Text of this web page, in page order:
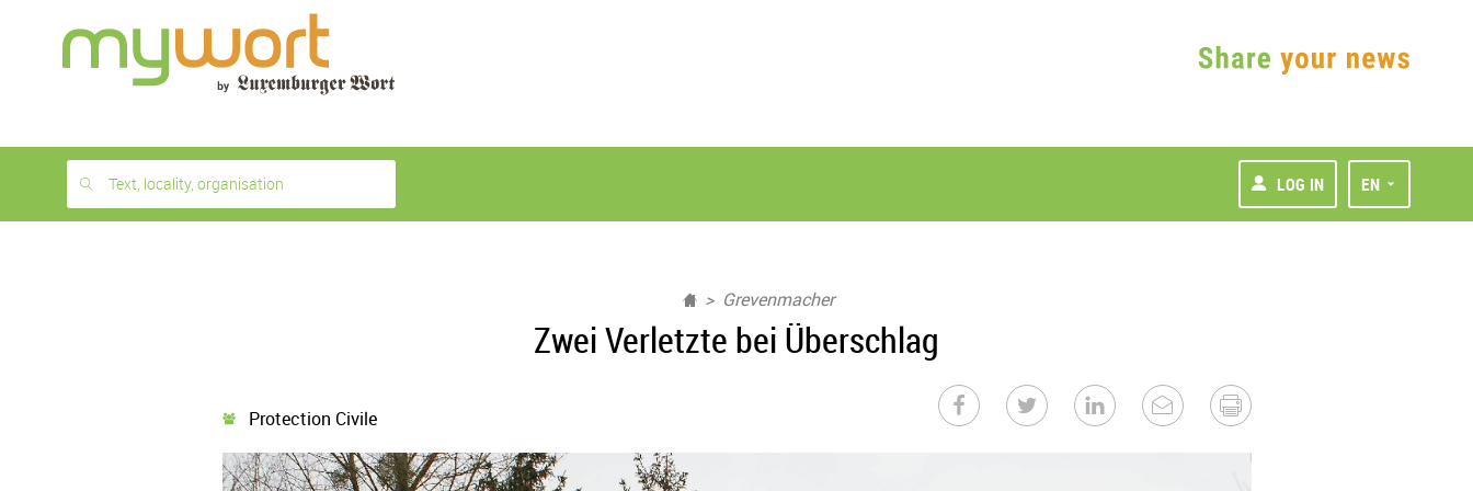
month
free
Text, locality, organisation LOG IN EN
Grevenmacher
Zwei Verletzte bei Überschlag
Protection Civile